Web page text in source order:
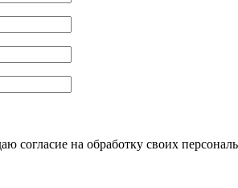
согласие на обработку своих